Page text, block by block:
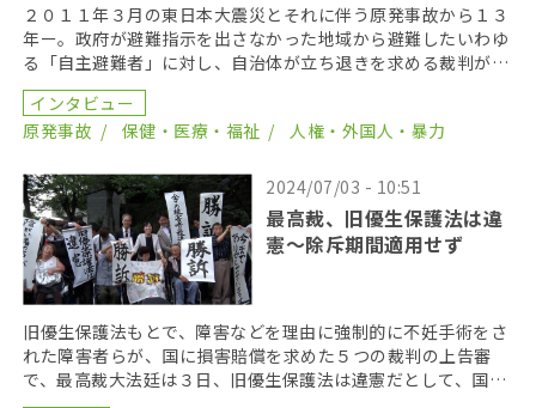
２０１１年３月の東日本大震災とそれに伴う原発事故から１３
年ー。政府が避難指示を出さなかった地域から避難したいわゆ
る「自主避難者」に対し、自治体が立ち退きを求める裁判が、
全国各地で起きている。 政府が２０１７年３月をもって […]
インタビュー
原発事故
保健・医療・福祉 人権・外国人・暴力
2024/07/03 - 10:51
最高裁、旧優生保護法は違
憲〜除斥期間適用せず
旧優生保護法もとで、障害などを理由に強制的に不妊手術をさ
れた障害者らが、国に損害賠償を求めた５つの裁判の上告審
で、最高裁大法廷は３日、旧優生保護法は違憲だとして、国に
賠償を命じる判決を言い渡した。また、不法行為から２０年